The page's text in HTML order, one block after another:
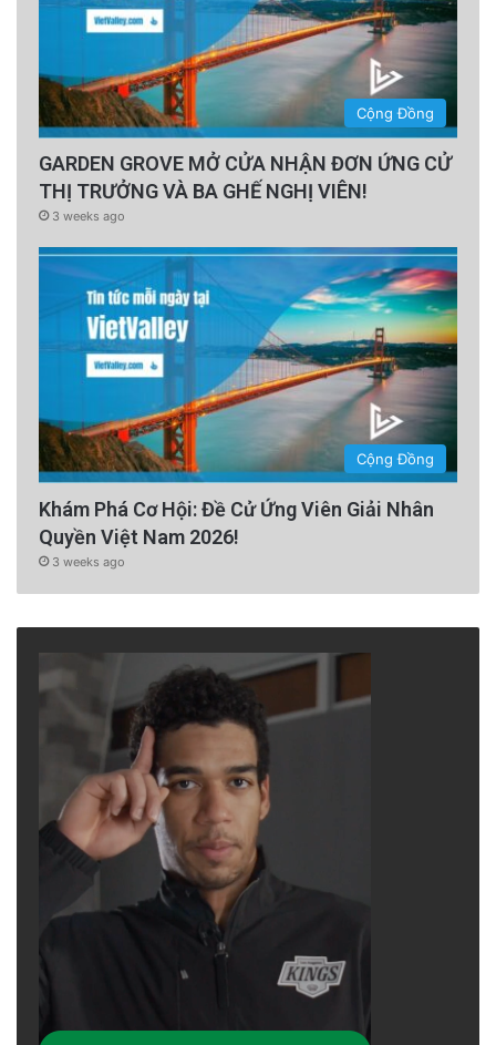
Cộng Đồng
GARDEN GROVE MỞ CỬA NHẬN ĐƠN ỨNG CỬ
THỊ TRƯỞNG VÀ BA GHẾ NGHỊ VIÊN!
3 weeks ago
Cộng Đồng
Khám Phá Cơ Hội: Đề Cử Ứng Viên Giải Nhân
Quyền Việt Nam 2026!
3 weeks ago